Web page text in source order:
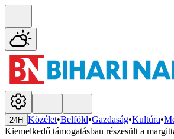
24H Közélet•Belföld•Gazdaság•Kultúra•
Kiemelkedő támogatásban részesült a